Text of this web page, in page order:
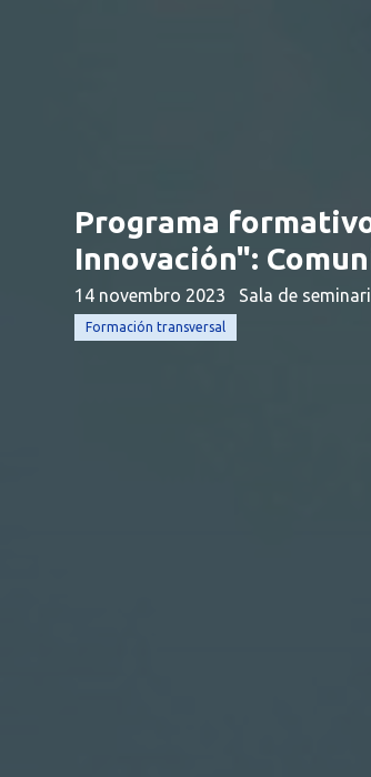
Programa
Innovación":
14 novembro 2023 Sala de
Formación transversal